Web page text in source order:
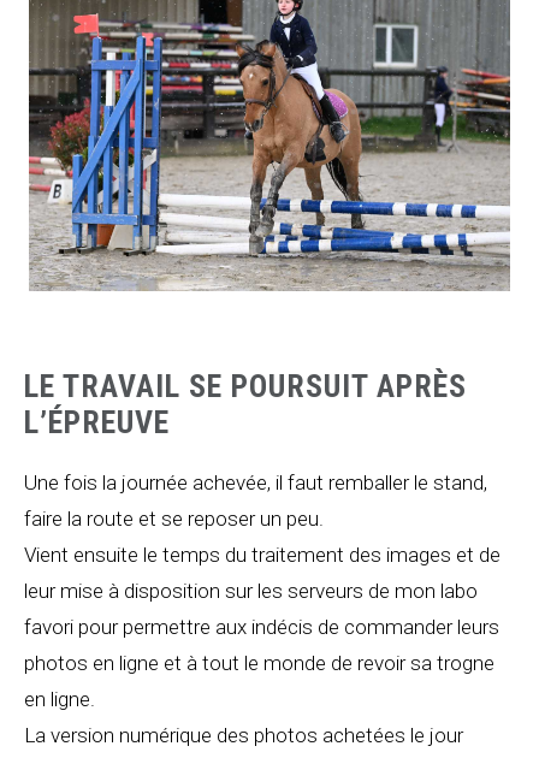
LE TRAVAIL SE POURSUIT APRÈS
L’ÉPREUVE
Une fois la journée achevée, il faut remballer le stand,
faire la route et se reposer un peu.
Vient ensuite le temps du traitement des images et de
leur mise à disposition sur les serveurs de mon labo
favori pour permettre aux indécis de commander leurs
photos en ligne et à tout le monde de revoir sa trogne
en ligne.
La version numérique des photos achetées le jour